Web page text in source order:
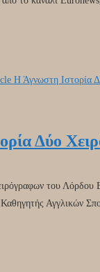
Δύο
του Λόρδου
Αγγλικών